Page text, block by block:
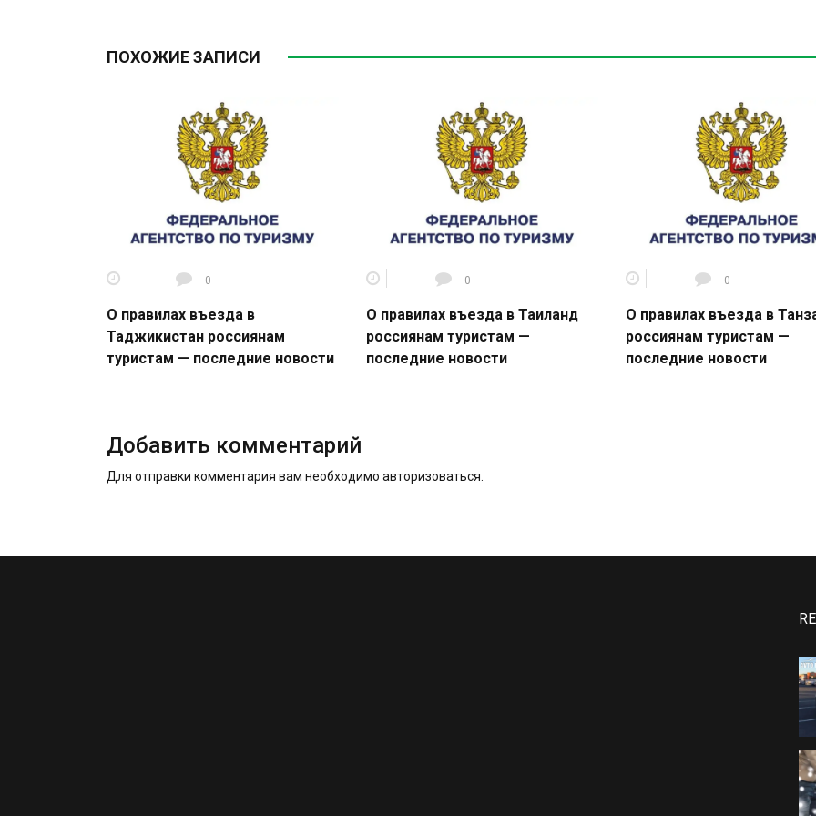
ПОХОЖИЕ ЗАПИСИ
0
О правилах въезда в
Таджикистан россиянам
туристам — последние новости
0
О правилах въезда в Таиланд
россиянам туристам —
последние новости
0
О правилах въезда в
россиянам туристам —
последние новости
Добавить комментарий
Для отправки комментария вам необходимо авторизоваться